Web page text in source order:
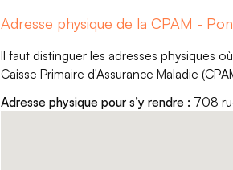
Adresse physique de la CPAM -
Il faut distinguer les adresses physiques
Caisse Primaire d'Assurance Maladie
Adresse physique pour s’y rendre : 708